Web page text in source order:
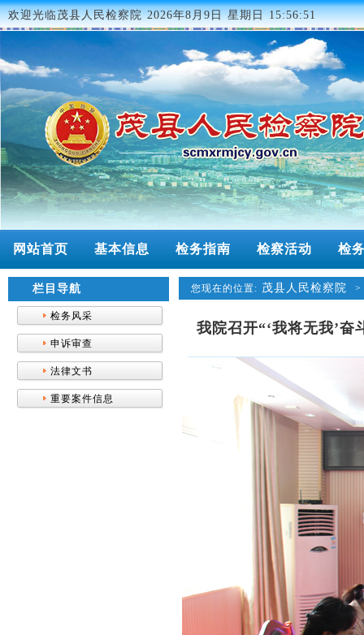
欢迎光临茂县人民检察院2026年8月9日 星期日 15:56:51
网站首页 基本信息 检务指南 检察活动 检
栏目导航
检务风采
申诉审查
法律文书
重要案件信息
您现在的位置: 茂县人民检察院
我院召开“‘我将无我’